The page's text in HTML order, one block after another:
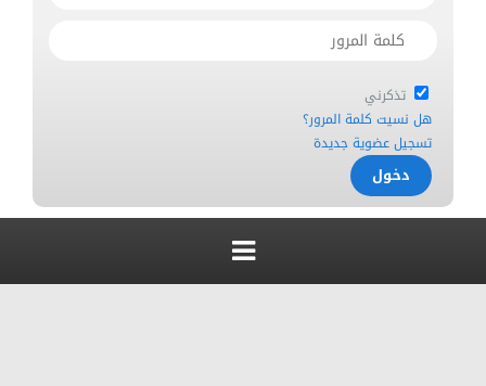
تذكرني
هل نسيت كلمة المرور؟
تسجيل عضوية جديدة
الرئيسية